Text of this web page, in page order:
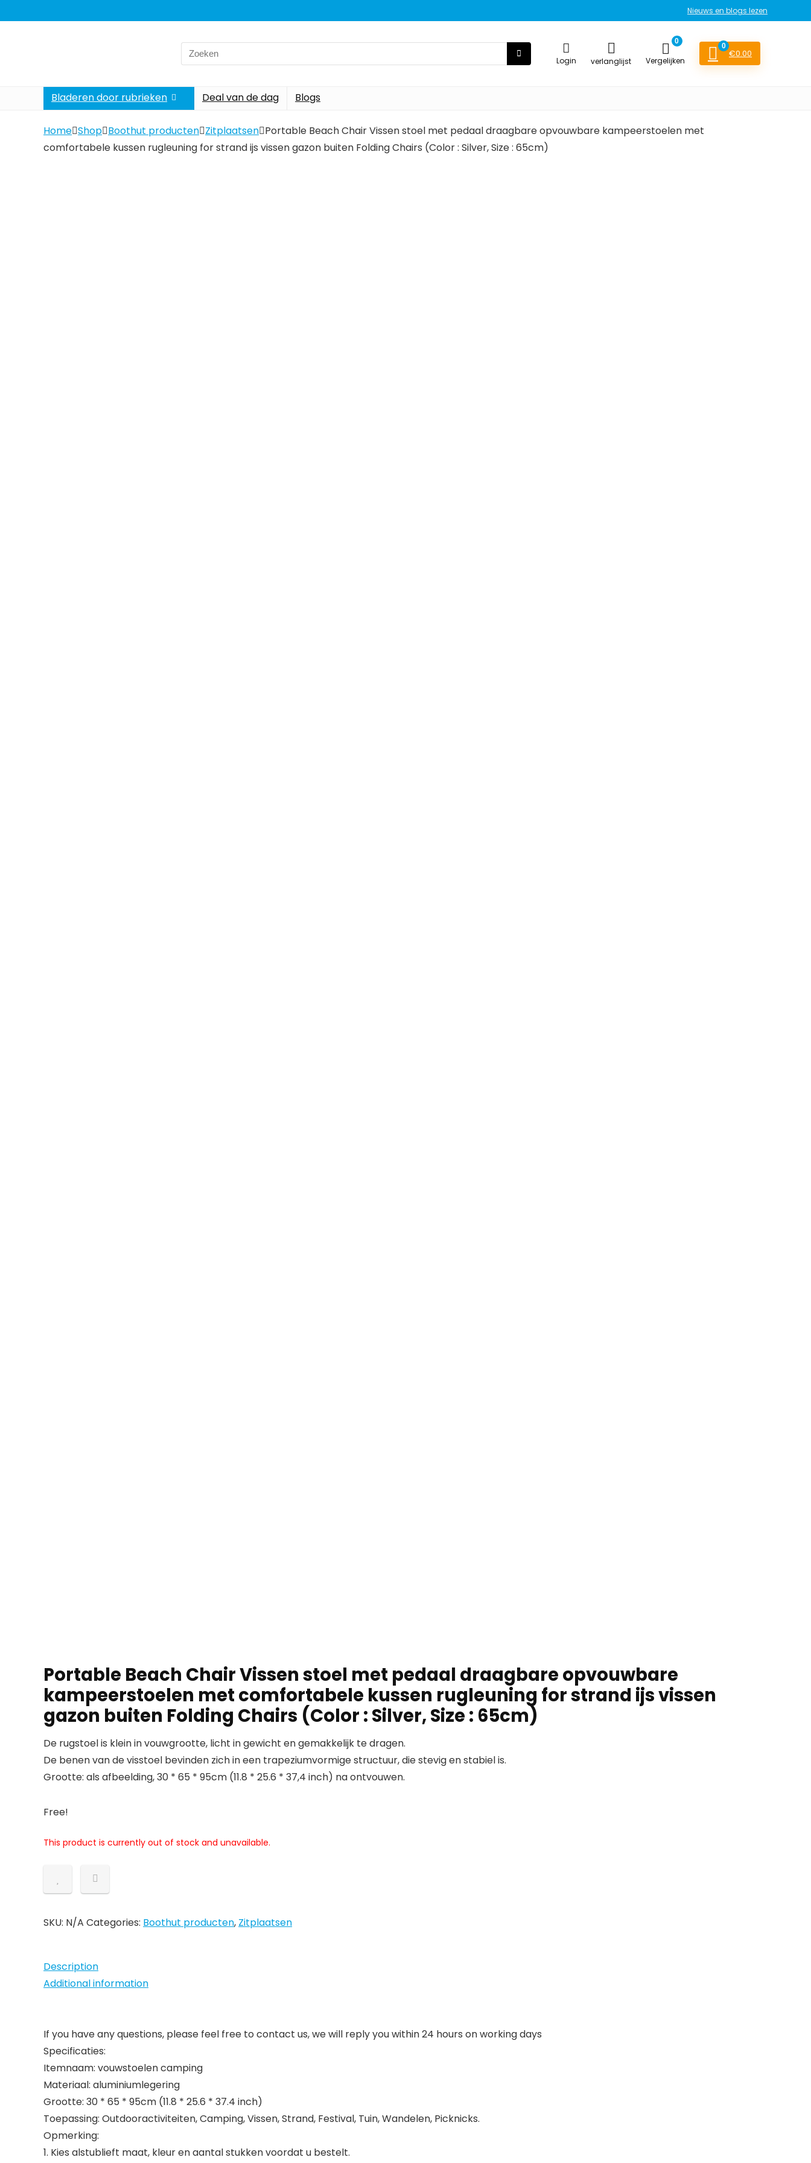
Nieuws en blogs lezen
Search
for:
Login verlanglijst
0
Vergelijken
0
€0.00
Bladeren door rubrieken Deal van de dag Blogs
Home Shop Boothut producten Zitplaatsen Portable Beach Chair Vissen stoel met pedaal draagbare opvouwbare kampeerstoelen met
comfortabele kussen rugleuning for strand ijs vissen gazon buiten Folding Chairs (Color : Silver, Size : 65cm)
Portable Beach Chair Vissen stoel met pedaal draagbare opvouwbare
kampeerstoelen met comfortabele kussen rugleuning for strand ijs vissen
gazon buiten Folding Chairs (Color : Silver, Size : 65cm)
De rugstoel is klein in vouwgrootte, licht in gewicht en gemakkelijk te dragen.
De benen van de visstoel bevinden zich in een trapeziumvormige structuur, die stevig en stabiel is.
Grootte: als afbeelding, 30 * 65 * 95cm (11.8 * 25.6 * 37,4 inch) na ontvouwen.
Free!
This product is currently out of stock and unavailable.
SKU: N/A Categories: Boothut producten, Zitplaatsen
Description
Additional information
If you have any questions, please feel free to contact us, we will reply you within 24 hours on working days
Specificaties:
Itemnaam: vouwstoelen camping
Materiaal: aluminiumlegering
Grootte: 30 * 65 * 95cm (11.8 * 25.6 * 37.4 inch)
Toepassing: Outdooractiviteiten, Camping, Vissen, Strand, Festival, Tuin, Wandelen, Picknicks.
Opmerking:
1. Kies alstublieft maat, kleur en aantal stukken voordat u bestelt.